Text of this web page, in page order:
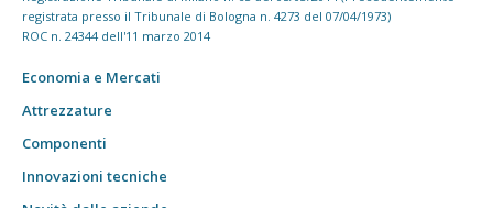
registrata presso il Tribunale di Bologna n. 4273 del 07/04/1973)
ROC n. 24344 dell'11 marzo 2014
Economia e Mercati
Attrezzature
Componenti
Innovazioni tecniche